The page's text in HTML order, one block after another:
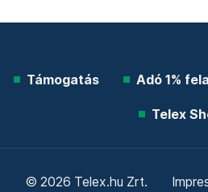
Friss hírek